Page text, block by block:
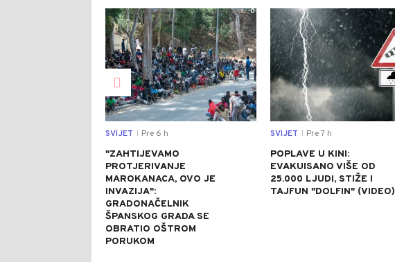
0
SVIJET Pre 6 h
"ZAHTIJEVAMO
PROTJERIVANJE
MAROKANACA, OVO JE
INVAZIJA":
GRADONAČELNIK
ŠPANSKOG GRADA SE
OBRATIO OŠTROM
PORUKOM
SVIJET Pre 7 h
POPLAVE U KINI:
EVAKUISANO VIŠE OD
25.000 LJUDI, STIŽE I
TAJFUN "DOLFIN" (VIDEO)